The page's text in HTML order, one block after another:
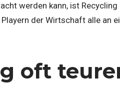
werden kann, ist
der Wirtschaft alle an
oft